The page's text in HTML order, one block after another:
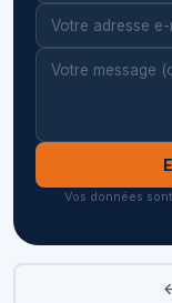
Vos données